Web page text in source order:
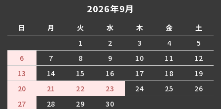
2026年9月
日 月 火 水 木 金
土
1
2 3 4
5
6
7 8 9 10 11
12
13
14 15 16 17 18
19
20
21 22 23 24 25
26
27
28 29
30